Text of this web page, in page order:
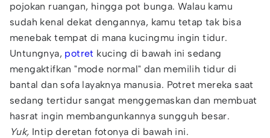
pojokan ruangan, hingga pot bunga. Walau kamu
sudah kenal dekat dengannya, kamu tetap tak bisa
menebak tempat di mana kucingmu ingin tidur.
Untungnya, potret kucing di bawah ini sedang
mengaktifkan "mode normal" dan memilih tidur di
bantal dan sofa layaknya manusia. Potret mereka saat
sedang tertidur sangat menggemaskan dan membuat
hasrat ingin membangunkannya sungguh besar.
Yuk, Intip deretan fotonya di bawah ini.